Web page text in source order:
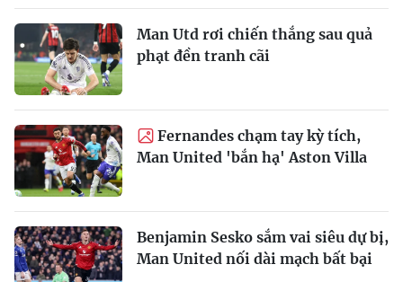
Man Utd rơi chiến thắng sau quả
phạt đền tranh cãi
Fernandes chạm tay kỳ tích,
Man United 'bắn hạ' Aston Villa
Benjamin Sesko sắm vai siêu dự bị,
Man United nối dài mạch bất bại